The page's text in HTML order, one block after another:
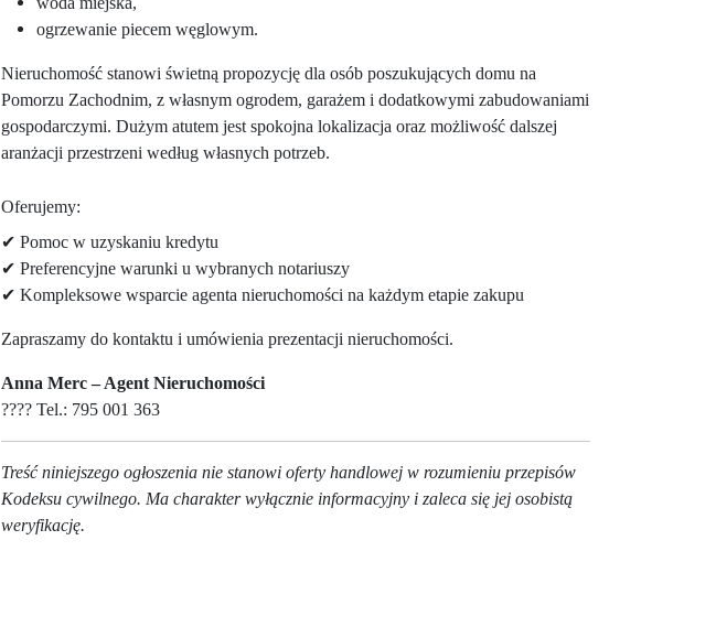
ogrzewanie piecem węglowym.
Nieruchomość stanowi świetną propozycję dla osób poszukujących domu na
Pomorzu Zachodnim, z własnym ogrodem, garażem i dodatkowymi zabudowaniami
gospodarczymi. Dużym atutem jest spokojna lokalizacja oraz możliwość dalszej
aranżacji przestrzeni według własnych potrzeb.
Oferujemy:
✔ Pomoc w uzyskaniu kredytu
✔ Preferencyjne warunki u wybranych notariuszy
✔ Kompleksowe wsparcie agenta nieruchomości na każdym etapie zakupu
Zapraszamy do kontaktu i umówienia prezentacji nieruchomości.
Anna Merc – Agent Nieruchomości
???? Tel.: 795 001 363
Treść niniejszego ogłoszenia nie stanowi oferty handlowej w rozumieniu przepisów
Kodeksu cywilnego. Ma charakter wyłącznie informacyjny i zaleca się jej osobistą
weryfikację.